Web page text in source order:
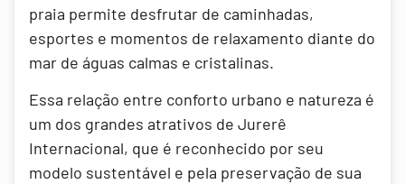
praia permite desfrutar de caminhadas,
esportes e momentos de relaxamento diante do
mar de águas calmas e cristalinas.
Essa relação entre conforto urbano e natureza é
um dos grandes atrativos de Jurerê
Internacional, que é reconhecido por seu
modelo sustentável e pela preservação de sua